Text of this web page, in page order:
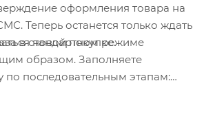
оформления товара на
Теперь останется только ждать
новой покупке.
в стандартном режиме
образом. Заполняете
по последовательным этапам: